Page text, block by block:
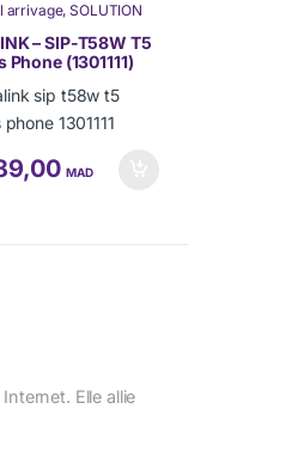
arrivage,SOLUTION
,Téléphonie IP
– SIP-T58W T5
Phone (1301111)
MAD
Elle allie